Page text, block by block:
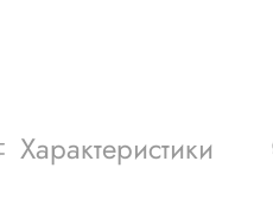
Характеристики